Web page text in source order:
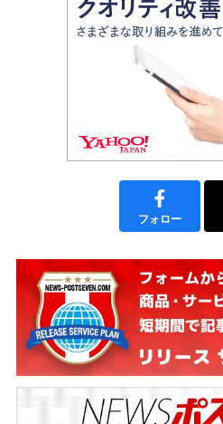
フォロー